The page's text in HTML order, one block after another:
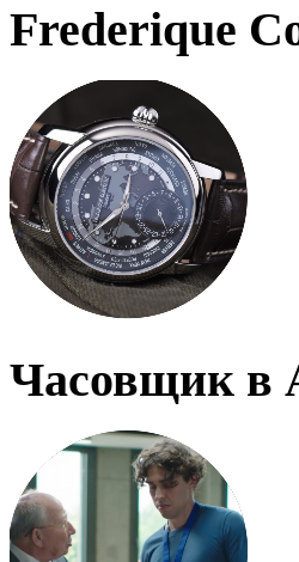
Frederique
Часовщик в